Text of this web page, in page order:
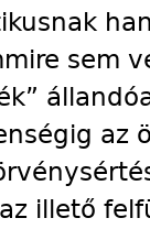
sem
az
illető